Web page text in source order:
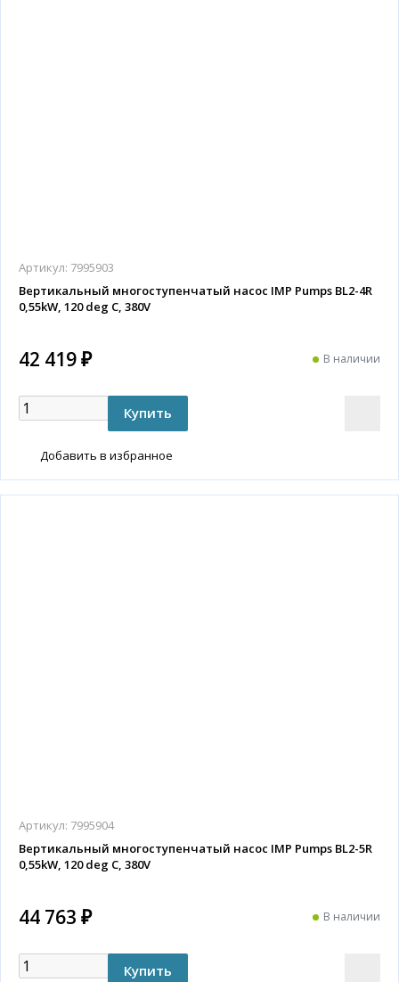
Артикул: 7995903
Вертикальный многоступенчатый насос IMP Pumps BL2-4R
0,55kW, 120 deg C, 380V
42 419 ₽ В наличии
Добавить в избранное
Артикул: 7995904
Вертикальный многоступенчатый насос IMP Pumps BL2-5R
0,55kW, 120 deg C, 380V
44 763 ₽ В наличии